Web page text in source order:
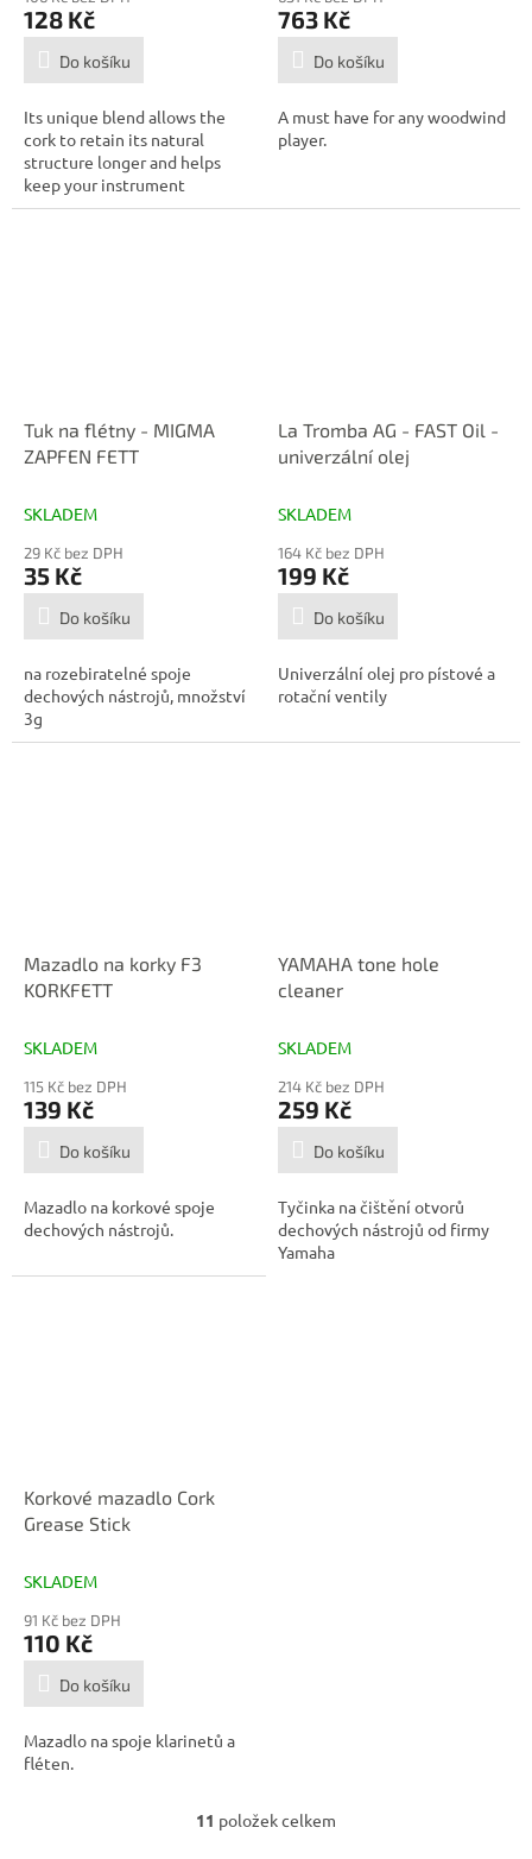
128 Kč
Do košíku
Its unique blend allows the
cork to retain its natural
structure longer and helps
keep your instrument
preforming at...
763 Kč
Do košíku
A must have for any woodwind
player.
Tuk na flétny - MIGMA
ZAPFEN FETT
SKLADEM
29 Kč bez DPH
35 Kč
Do košíku
na rozebiratelné spoje
dechových nástrojů, množství
3g
La Tromba AG - FAST Oil -
univerzální olej
SKLADEM
164 Kč bez DPH
199 Kč
Do košíku
Univerzální olej pro pístové a
rotační ventily
Mazadlo na korky F3
KORKFETT
SKLADEM
115 Kč bez DPH
139 Kč
Do košíku
Mazadlo na korkové spoje
dechových nástrojů.
YAMAHA tone hole
cleaner
SKLADEM
214 Kč bez DPH
259 Kč
Do košíku
Tyčinka na čištění otvorů
dechových nástrojů od firmy
Yamaha
Korkové mazadlo Cork
Grease Stick
SKLADEM
91 Kč bez DPH
110 Kč
Do košíku
Mazadlo na spoje klarinetů a
fléten.
O
11 položek celkem